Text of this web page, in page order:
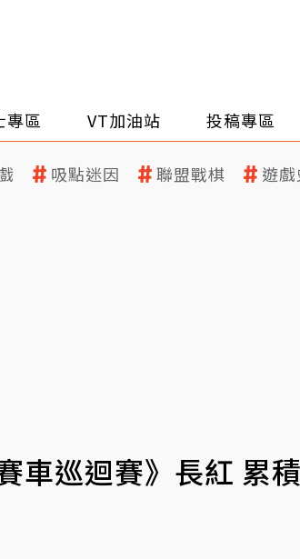
專區 VT加油站 投稿專區
吸點迷因 聯盟戰棋 遊
車巡迴賽》長紅 累